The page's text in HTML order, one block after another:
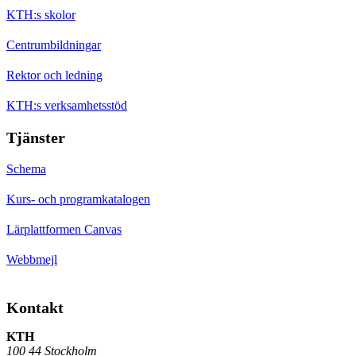
KTH:s skolor
Centrumbildningar
Rektor och ledning
KTH:s verksamhetsstöd
Tjänster
Schema
Kurs- och programkatalogen
Lärplattformen Canvas
Webbmejl
Kontakt
KTH
100 44 Stockholm